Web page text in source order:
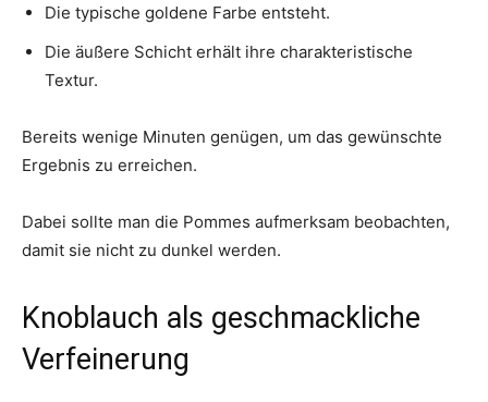
Die typische goldene Farbe entsteht.
Die äußere Schicht erhält ihre charakteristische
Textur.
Bereits wenige Minuten genügen, um das gewünschte
Ergebnis zu erreichen.
Dabei sollte man die Pommes aufmerksam beobachten,
damit sie nicht zu dunkel werden.
Knoblauch als geschmackliche
Verfeinerung